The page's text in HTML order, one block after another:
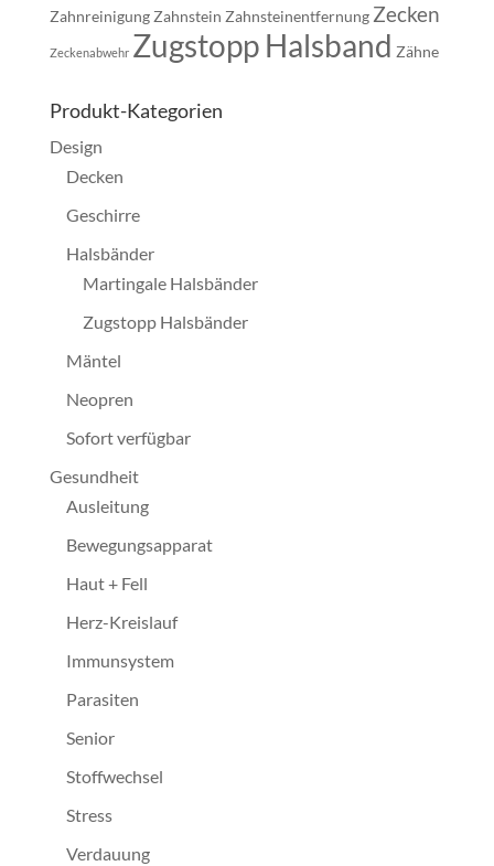
Zahnreinigung Zahnstein Zahnsteinentfernung Zecken
Zeckenabwehr Zugstopp Halsband Zähne
Produkt-Kategorien
Design
Decken
Geschirre
Halsbänder
Martingale Halsbänder
Zugstopp Halsbänder
Mäntel
Neopren
Sofort verfügbar
Gesundheit
Ausleitung
Bewegungsapparat
Haut + Fell
Herz-Kreislauf
Immunsystem
Parasiten
Senior
Stoffwechsel
Stress
Verdauung